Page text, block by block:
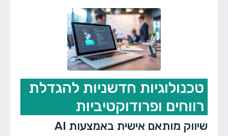
טכנולוגיות חדשניות להגדלת
רווחים ופרודוקטיביות
שיווק מותאם אישית באמצעות AI